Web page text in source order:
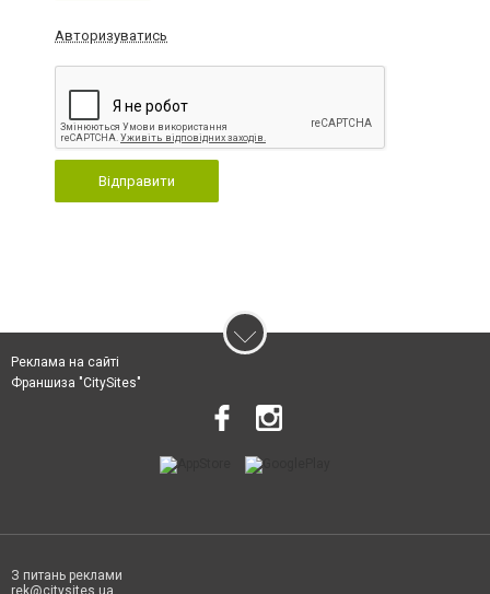
Авторизуватись
Відправити
Реклама на сайті
Франшиза "CitySites"
З питань реклами
rek@citysites.ua